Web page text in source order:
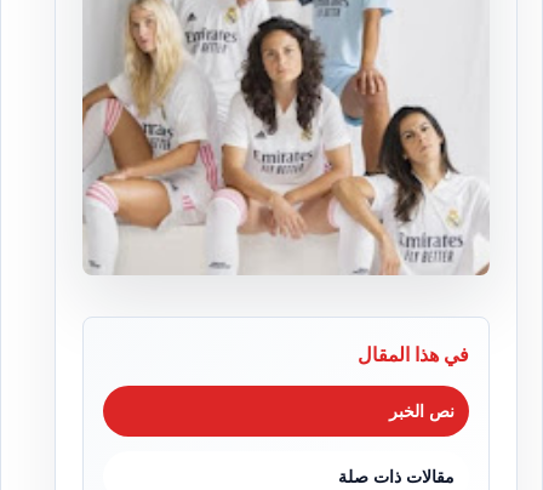
في هذا المقال
نص الخبر
مقالات ذات صلة